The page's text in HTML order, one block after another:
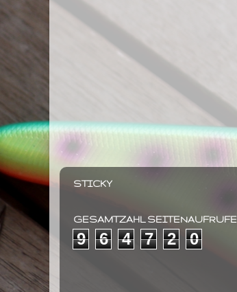
STICKY
GESAMTZAHL SEITENAUFRUFE
9 6 4 7 2 0